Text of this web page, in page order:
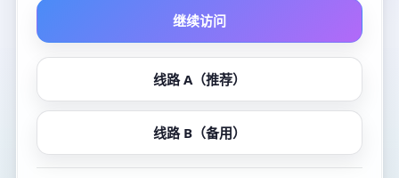
继续访问
线路 A（推荐）
线路 B（备用）